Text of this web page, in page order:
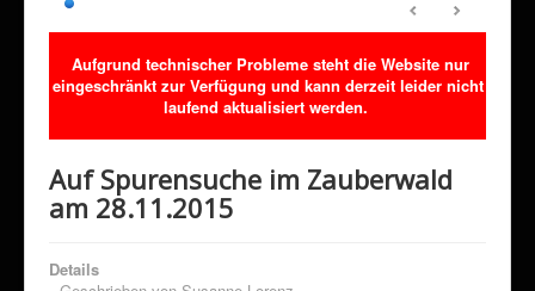
Förderverein
Kontakt
Klimaschutz
Aufgrund technischer Probleme steht die Website nur
eingeschränkt zur Verfügung und kann derzeit leider nicht
laufend aktualisiert werden.
Auf Spurensuche im Zauberwald
am 28.11.2015
Details